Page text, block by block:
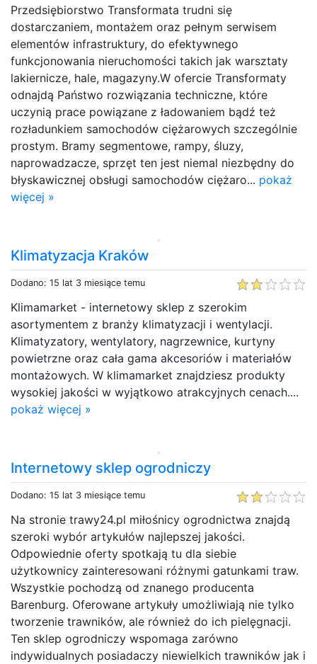
Przedsiębiorstwo Transformata trudni się
dostarczaniem, montażem oraz pełnym serwisem
elementów infrastruktury, do efektywnego
funkcjonowania nieruchomości takich jak warsztaty
lakiernicze, hale, magazyny.W ofercie Transformaty
odnajdą Państwo rozwiązania techniczne, które
uczynią prace powiązane z ładowaniem bądź też
rozładunkiem samochodów ciężarowych szczególnie
prostym. Bramy segmentowe, rampy, śluzy,
naprowadzacze, sprzęt ten jest niemal niezbędny do
błyskawicznej obsługi samochodów ciężaro... pokaż
więcej »
Klimatyzacja Kraków
Dodano: 15 lat 3 miesiące temu
Klimamarket - internetowy sklep z szerokim
asortymentem z branży klimatyzacji i wentylacji.
Klimatyzatory, wentylatory, nagrzewnice, kurtyny
powietrzne oraz cała gama akcesoriów i materiałów
montażowych. W klimamarket znajdziesz produkty
wysokiej jakości w wyjątkowo atrakcyjnych cenach....
pokaż więcej »
Internetowy sklep ogrodniczy
Dodano: 15 lat 3 miesiące temu
Na stronie trawy24.pl miłośnicy ogrodnictwa znajdą
szeroki wybór artykułów najlepszej jakości.
Odpowiednie oferty spotkają tu dla siebie
użytkownicy zainteresowani różnymi gatunkami traw.
Wszystkie pochodzą od znanego producenta
Barenburg. Oferowane artykuły umożliwiają nie tylko
tworzenie trawników, ale również do ich pielęgnacji.
Ten sklep ogrodniczy wspomaga zarówno
indywidualnych posiadaczy niewielkich trawników jak i